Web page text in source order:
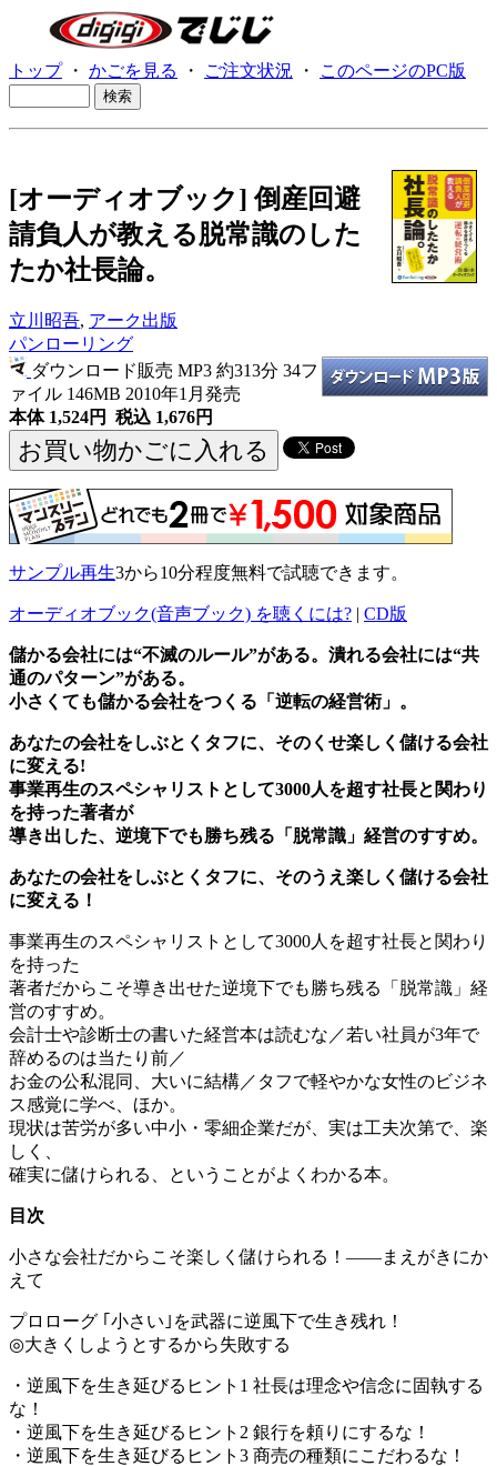
トップ・ かごを見る ・ ご注文状況 ・ このページのPC版
[オーディオブック] 倒産回避
請負人が教える脱常識のした
たか社長論。
立川昭吾, アーク出版
パンローリング
ダウンロード販売 MP3 約313分 34フ
ァイル 146MB 2010年1月発売
本体 1,524円 税込 1,676円
サンプル再生3から10分程度無料で試聴できます。
オーディオブック(音声ブック) を聴くには? | CD版
儲かる会社には“不滅のルール”がある。潰れる会社には“共
通のパターン”がある。
小さくても儲かる会社をつくる「逆転の経営術」。
あなたの会社をしぶとくタフに、そのくせ楽しく儲ける会社
に変える!
事業再生のスペシャリストとして3000人を超す社長と関わり
を持った著者が
導き出した、逆境下でも勝ち残る「脱常識」経営のすすめ。
あなたの会社をしぶとくタフに、そのうえ楽しく儲ける会社
に変える！
事業再生のスペシャリストとして3000人を超す社長と関わり
を持った
著者だからこそ導き出せた逆境下でも勝ち残る「脱常識」経
営のすすめ。
会計士や診断士の書いた経営本は読むな／若い社員が3年で
辞めるのは当たり前／
お金の公私混同、大いに結構／タフで軽やかな女性のビジネ
ス感覚に学べ、ほか。
現状は苦労が多い中小・零細企業だが、実は工夫次第で、楽
しく、
確実に儲けられる、ということがよくわかる本。
目次
小さな会社だからこそ楽しく儲けられる！――まえがきにか
えて
プロローグ ｢小さい｣を武器に逆風下で生き残れ！
◎大きくしようとするから失敗する
・逆風下を生き延びるヒント1 社長は理念や信念に固執する
な！
・逆風下を生き延びるヒント2 銀行を頼りにするな！
・逆風下を生き延びるヒント3 商売の種類にこだわるな！